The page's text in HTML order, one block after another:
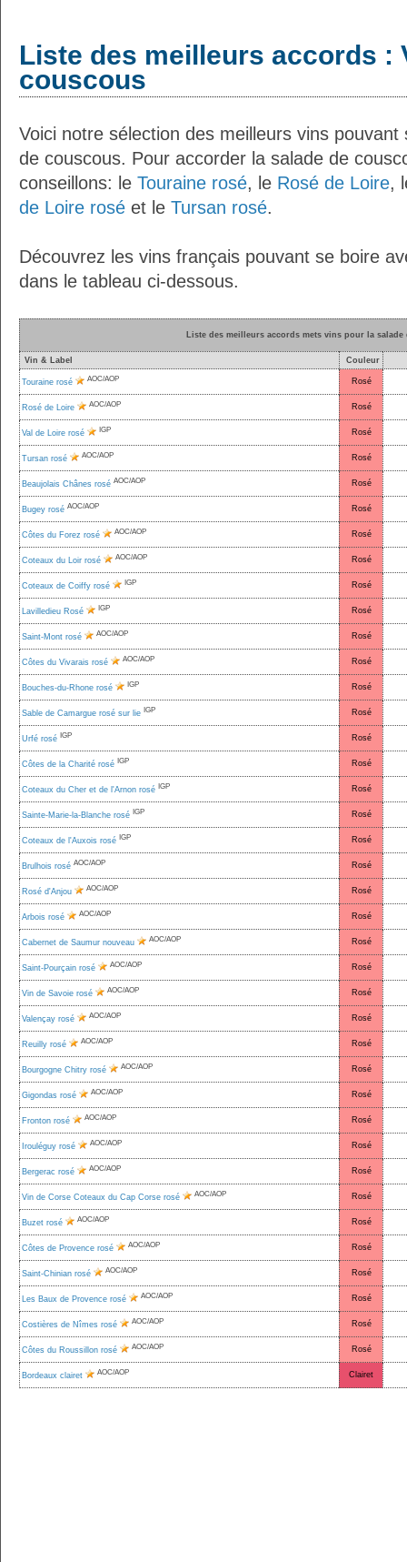
Liste des meilleurs accords :
couscous
Voici notre sélection des meilleurs vins
de couscous. Pour accorder la salade de
conseillons: le Touraine rosé, le Rosé de Loire,
de Loire rosé et le Tursan rosé.
Découvrez les vins français pouvant se boire
dans le tableau ci-dessous.
Liste des meilleurs accords mets vins pour la salade
Vin & Label Couleur
Touraine rosé AOC/AOP Rosé
Rosé de Loire AOC/AOP Rosé
Val de Loire rosé IGP Rosé
Tursan rosé AOC/AOP Rosé
Beaujolais Chânes rosé AOC/AOP Rosé
Bugey rosé AOC/AOP Rosé
Côtes du Forez rosé AOC/AOP Rosé
Coteaux du Loir rosé AOC/AOP Rosé
Coteaux de Coiffy rosé IGP Rosé
Lavilledieu Rosé IGP Rosé
Saint-Mont rosé AOC/AOP Rosé
Côtes du Vivarais rosé AOC/AOP Rosé
Bouches-du-Rhone rosé IGP Rosé
Sable de Camargue rosé sur lie IGP Rosé
Urfé rosé IGP Rosé
Côtes de la Charité rosé IGP Rosé
Coteaux du Cher et de l'Arnon rosé IGP Rosé
Sainte-Marie-la-Blanche rosé IGP Rosé
Coteaux de l'Auxois rosé IGP Rosé
Brulhois rosé AOC/AOP Rosé
Rosé d'Anjou AOC/AOP Rosé
Arbois rosé AOC/AOP Rosé
Cabernet de Saumur nouveau AOC/AOP Rosé
Saint-Pourçain rosé AOC/AOP Rosé
Vin de Savoie rosé AOC/AOP Rosé
Valençay rosé AOC/AOP Rosé
Reuilly rosé AOC/AOP Rosé
Bourgogne Chitry rosé AOC/AOP Rosé
Gigondas rosé AOC/AOP Rosé
Fronton rosé AOC/AOP Rosé
Irouléguy rosé AOC/AOP Rosé
Bergerac rosé AOC/AOP Rosé
Vin de Corse Coteaux du Cap Corse rosé AOC/AOP Rosé
Buzet rosé AOC/AOP Rosé
Côtes de Provence rosé AOC/AOP Rosé
Saint-Chinian rosé AOC/AOP Rosé
Les Baux de Provence rosé AOC/AOP Rosé
Costières de Nîmes rosé AOC/AOP Rosé
Côtes du Roussillon rosé AOC/AOP Rosé
Bordeaux clairet AOC/AOP Clairet